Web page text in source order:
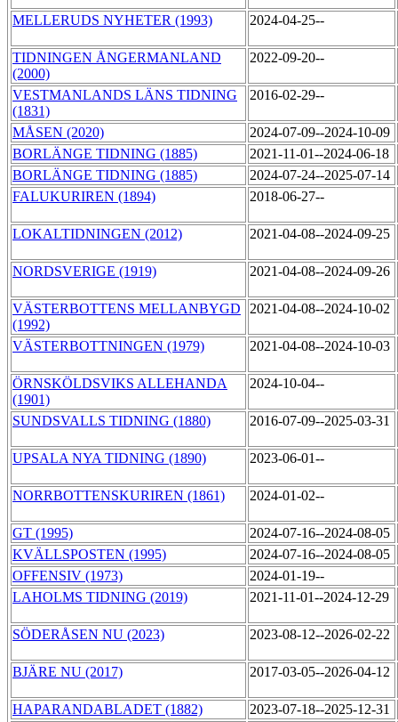
MELLERUDS NYHETER (1993) 2024-04-25--
TIDNINGEN ÅNGERMANLAND
(2000)
2022-09-20--
VESTMANLANDS LÄNS TIDNING
(1831)
2016-02-29--
MÅSEN (2020)
2024-07-09--2024-10-09
BORLÄNGE TIDNING (1885)
2021-11-01--2024-06-18
BORLÄNGE TIDNING (1885)
2024-07-24--2025-07-14
FALUKURIREN (1894)
2018-06-27--
LOKALTIDNINGEN (2012) 2021-04-08--2024-09-25
NORDSVERIGE (1919) 2021-04-08--2024-09-26
VÄSTERBOTTENS MELLANBYGD
(1992)
2021-04-08--2024-10-02
VÄSTERBOTTNINGEN (1979) 2021-04-08--2024-10-03
ÖRNSKÖLDSVIKS ALLEHANDA
(1901)
2024-10-04--
SUNDSVALLS TIDNING (1880) 2016-07-09--2025-03-31
UPSALA NYA TIDNING (1890) 2023-06-01--
NORRBOTTENSKURIREN (1861) 2024-01-02--
GT (1995)
2024-07-16--2024-08-05
KVÄLLSPOSTEN (1995)
2024-07-16--2024-08-05
OFFENSIV (1973)
2024-01-19--
LAHOLMS TIDNING (2019)
2021-11-01--2024-12-29
SÖDERÅSEN NU (2023) 2023-08-12--2026-02-22
BJÄRE NU (2017) 2017-03-05--2026-04-12
HAPARANDABLADET (1882)
2023-07-18--2025-12-31